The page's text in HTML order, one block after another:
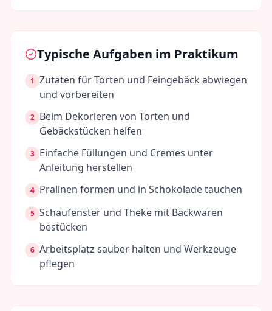
Typische Aufgaben im Praktikum
1 Zutaten für Torten und Feingebäck abwiegen
und vorbereiten
2 Beim Dekorieren von Torten und
Gebäckstücken helfen
3 Einfache Füllungen und Cremes unter
Anleitung herstellen
4 Pralinen formen und in Schokolade tauchen
5 Schaufenster und Theke mit Backwaren
bestücken
6 Arbeitsplatz sauber halten und Werkzeuge
pflegen